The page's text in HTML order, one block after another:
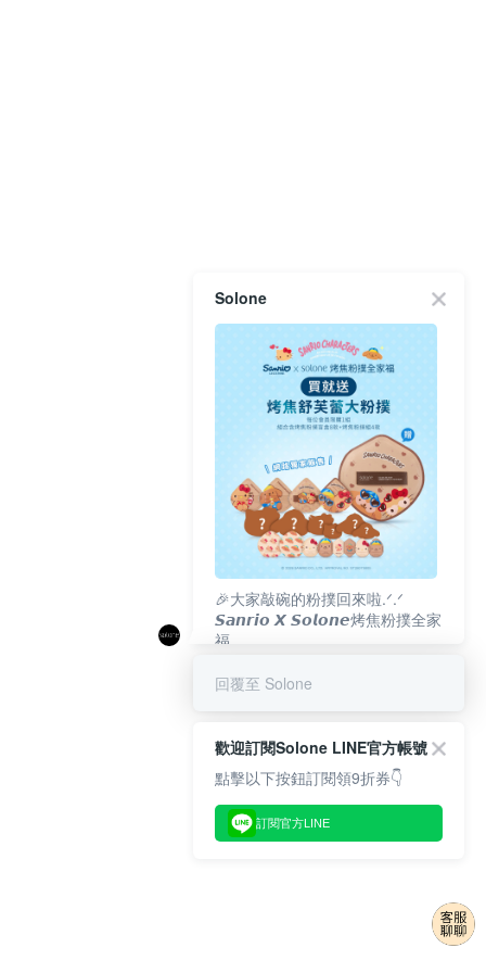
Solone
🎉大家敲碗的粉撲回來啦.ᐟ‪‪.ᐟ
𝙎𝙖𝙣𝙧𝙞𝙤 𝙓 𝙎𝙤𝙡𝙤𝙣𝙚烤焦粉撲全家
福
回覆至 Solone
歡迎訂閱Solone LINE官方帳號
點擊以下按鈕訂閱領9折券👇
訂閱官方LINE